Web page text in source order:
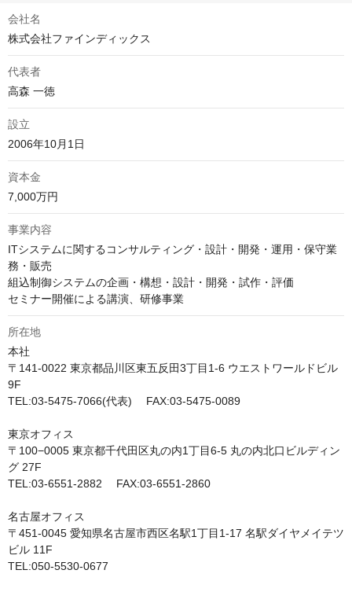
会社名
株式会社ファインディックス
代表者
高森 一徳
設立
2006年10月1日
資本金
7,000万円
事業内容
ITシステムに関するコンサルティング・設計・開発・運用・保守業
務・販売
組込制御システムの企画・構想・設計・開発・試作・評価
セミナー開催による講演、研修事業
所在地
本社
〒141-0022 東京都品川区東五反田3丁目1-6 ウエストワールドビル
9F
TEL:03-5475-7066(代表)　 FAX:03-5475-0089
東京オフィス
〒100−0005 東京都千代田区丸の内1丁目6-5 丸の内北口ビルディン
グ 27F
TEL:03-6551-2882　 FAX:03-6551-2860
名古屋オフィス
〒451-0045 愛知県名古屋市西区名駅1丁目1-17 名駅ダイヤメイテツ
ビル 11F
TEL:050-5530-0677